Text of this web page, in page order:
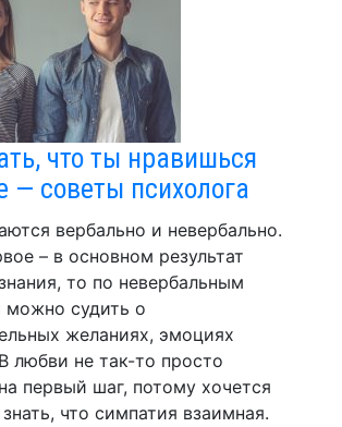
что ты нравишься
— советы психолога
вербально и невербально.
– в основном результат
то по невербальным
можно судить о
желаниях, эмоциях
любви не так-то просто
первый шаг, потому хочется
что симпатия взаимная.